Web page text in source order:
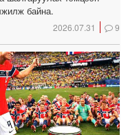
байна.
2026.07.31 9